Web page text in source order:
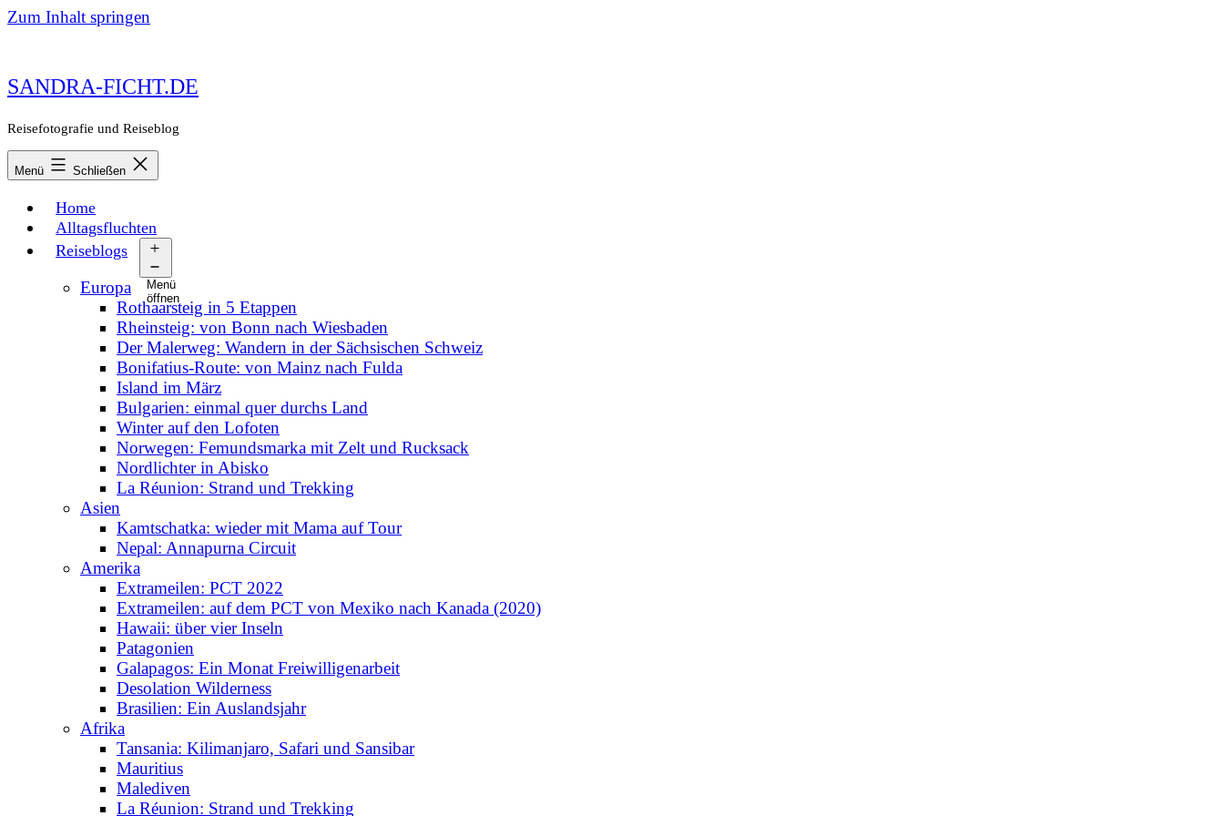
Zum Inhalt springen
SANDRA-FICHT.DE
Reisefotografie und Reiseblog
Menü Schließen
Home
Alltagsfluchten
Reiseblogs
Menü
öffnen
Europa
Rothaarsteig in 5 Etappen
Rheinsteig: von Bonn nach Wiesbaden
Der Malerweg: Wandern in der Sächsischen Schweiz
Bonifatius-Route: von Mainz nach Fulda
Island im März
Bulgarien: einmal quer durchs Land
Winter auf den Lofoten
Norwegen: Femundsmarka mit Zelt und Rucksack
Nordlichter in Abisko
La Réunion: Strand und Trekking
Asien
Kamtschatka: wieder mit Mama auf Tour
Nepal: Annapurna Circuit
Amerika
Extrameilen: PCT 2022
Extrameilen: auf dem PCT von Mexiko nach Kanada (2020)
Hawaii: über vier Inseln
Patagonien
Galapagos: Ein Monat Freiwilligenarbeit
Desolation Wilderness
Brasilien: Ein Auslandsjahr
Afrika
Tansania: Kilimanjaro, Safari und Sansibar
Mauritius
Malediven
La Réunion: Strand und Trekking